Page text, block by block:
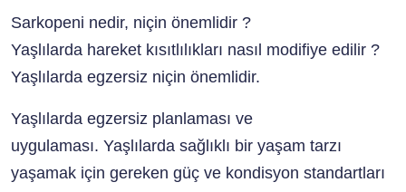
Sarkopeni nedir, niçin önemlidir ?
Yaşlılarda hareket kısıtlılıkları nasıl modifiye edilir ?
Yaşlılarda egzersiz niçin önemlidir.
Yaşlılarda egzersiz planlaması ve
uygulaması. Yaşlılarda sağlıklı bir yaşam tarzı
yaşamak için gereken güç ve kondisyon standartları